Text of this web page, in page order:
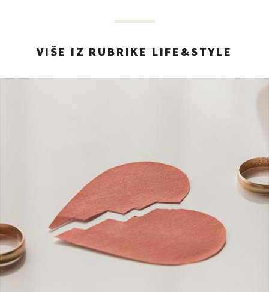
VIŠE IZ RUBRIKE LIFE&STYLE